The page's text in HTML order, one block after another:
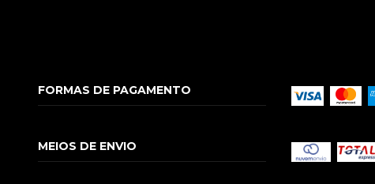
FORMAS DE PAGAMENTO
MEIOS DE ENVIO